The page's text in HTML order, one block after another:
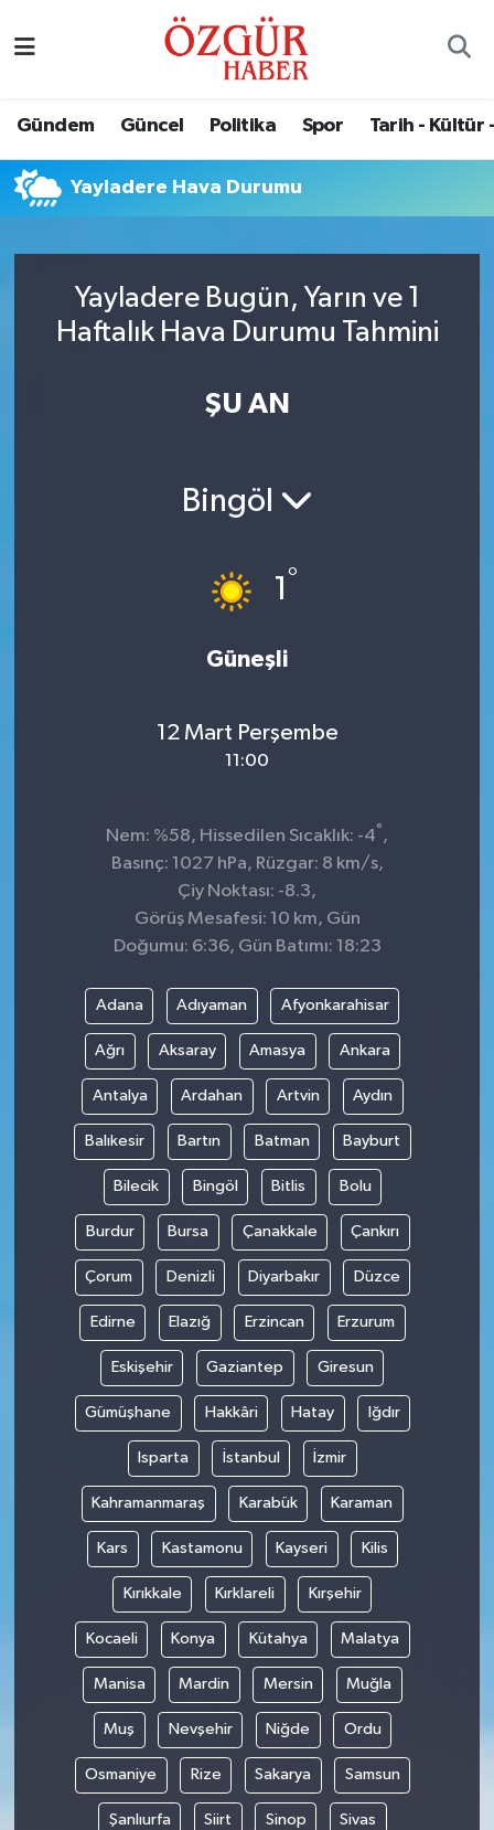
Gündem Güncel Politika Spor Tarih - Kültür
Yayladere Hava Durumu
Yayladere Bugün, Yarın ve 1
Haftalık Hava Durumu Tahmini
ŞU AN
Bingöl
1 °
Güneşli
12 Mart Perşembe
11:00
Nem: %58, Hissedilen Sıcaklık: -4° ,
Basınç: 1027 hPa, Rüzgar: 8 km/s,
Çiy Noktası: -8.3,
Görüş Mesafesi: 10 km, Gün
Doğumu: 6:36, Gün Batımı: 18:23
Adana Adıyaman Afyonkarahisar
Ağrı Aksaray Amasya Ankara
Antalya Ardahan Artvin Aydın
Balıkesir Bartın Batman Bayburt
Bilecik Bingöl Bitlis Bolu
Burdur Bursa Çanakkale Çankırı
Çorum Denizli Diyarbakır Düzce
Edirne Elazığ Erzincan Erzurum
Eskişehir Gaziantep Giresun
Gümüşhane Hakkâri Hatay Iğdır
Isparta İstanbul İzmir
Kahramanmaraş Karabük Karaman
Kars Kastamonu Kayseri Kilis
Kırıkkale Kırklareli Kırşehir
Kocaeli Konya Kütahya Malatya
Manisa Mardin Mersin Muğla
Muş Nevşehir Niğde Ordu
Osmaniye Rize Sakarya Samsun
Şanlıurfa Siirt Sinop Sivas
Eğitim
Ekonomi
Güncel
Tarih - Kültür - Sanat - Turizm
Nöbetçi Eczaneler
Namaz Vakitleri
Trafik Durumu
Süper Lig Puan Durumu ve Fikstür
Son Dakika Haberleri